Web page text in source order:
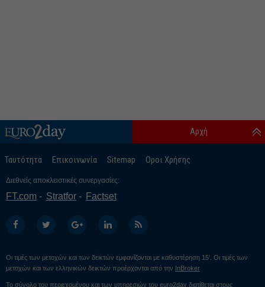
Ταυτότητα Επικοινωνία Sitemap Οροι Χρήσης
Αρχή
Διεθνείς αποκλειστικές συνεργασίες:
FT.com Stratfor Factset
Οι τιμές των μετοχών και των δεικτών εμφανίζονται με καθυστέρηση 15’. Οι τιμές των
μετοχών και των ελληνικών δεικτών προέρχονται από την InBroker
Το σύνολο του περιεχομένου και των υπηρεσιών του euro2day διατίθεται στους